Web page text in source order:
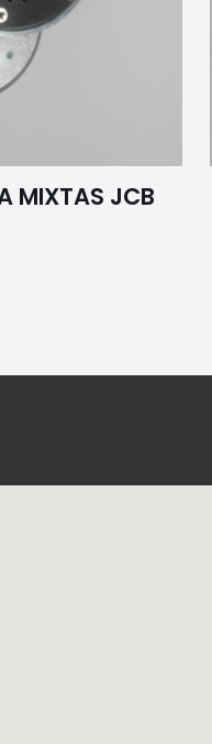
MIXTAS JCB